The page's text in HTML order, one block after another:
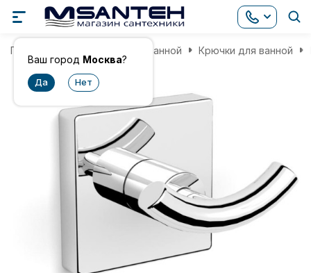
Ваш город Москва?
Главная Аксессуары для ванной Крючки для ванной